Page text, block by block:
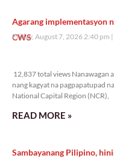
Agarang implementasyon
CWS
Friday, August 7, 2026 2:40 pm
12,837 total views Nanawagan
nang kagyat na pagpapatupad
National Capital Region (NCR),
READ MORE »
Sambayanang Pilipino,